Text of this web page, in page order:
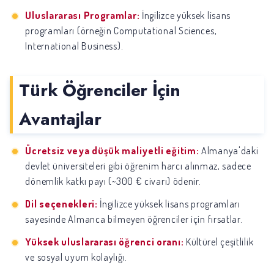
Uluslararası Programlar: İngilizce yüksek lisans
programları (örneğin Computational Sciences,
International Business).
Türk Öğrenciler İçin
Avantajlar
Ücretsiz veya düşük maliyetli eğitim: Almanya'daki
devlet üniversiteleri gibi öğrenim harcı alınmaz, sadece
dönemlik katkı payı (~300 € civarı) ödenir.
Dil seçenekleri: İngilizce yüksek lisans programları
sayesinde Almanca bilmeyen öğrenciler için fırsatlar.
Yüksek uluslararası öğrenci oranı: Kültürel çeşitlilik
ve sosyal uyum kolaylığı.